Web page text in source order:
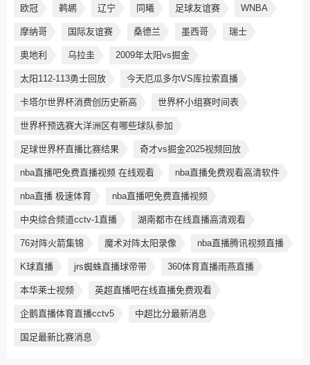
欧冠 鹈鹕 辽宁 同曦 足球友谊赛 WNBA
摩纳哥 国际友谊赛 桑德兰 墨西哥 瑞士
奥地利 乌拉圭 2009年太阳vs掘金
太阳112-113勇士回放 今天厄瓜多尔VS库拉索直播
卡塔尔世界杯消费创历史新高 世界杯小组赛时间表
世界杯预选赛大洋洲区有哪些球队参加
足球世界杯直播比赛结果 奇才vs掘金2025视频回放
nba直播吧免费直播视频 在线观看 nba直播免费观看高清软件
nba直播 极速体育 nba直播吧免费直播视频
中央综合频道cctv-1直播 湖南都市在线直播高清观看
76对阵火箭集锦 魔术对阵太阳录像 nba直播腾讯视频直播
K球直播 jrs蜘蛛直播球帝带 360体育直播雨燕直播
本华莱士视频 英超直播吧在线直播免费观看
企鹅直播体育直播cctv5 中超比分最新消息
国足最新比赛消息